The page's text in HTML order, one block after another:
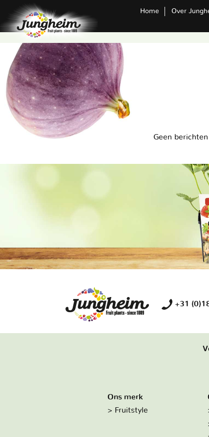
Home Over
Geen berichten
+31
Ons merk
Fruitstyle